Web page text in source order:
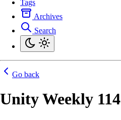
Tags
Archives
Search
Go back
Unity Weekly 114